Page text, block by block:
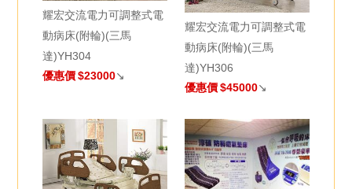
耀宏交流電力可調整式電
動病床(附輪)(三馬
達)YH304
優惠價 $23000↘
耀宏交流電力可調整式電
動病床(附輪)(三馬
達)YH306
優惠價$45000↘